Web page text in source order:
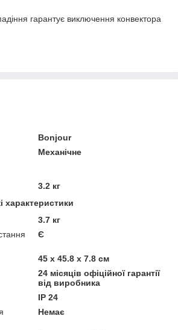
гарантує виключення конвектора
Bonjour
Механічне
3.2 кг
характеристики
3.7 кг
Є
45 х 45.8 х 7.8 см
24 місяців офіційної гарантії
від виробника
IP 24
Немає